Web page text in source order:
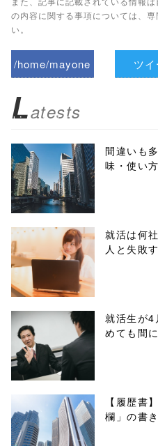
の内容に関する事項については、
い。
/home/mayone
biz.jp/public_ht
ml/wp-
content/themes
/tapbiz_theme/
parts/sns-
buttons.php on
line10
/1134659"
onclick="windo
w.open(this.hre
f, 'Gwindow',
'width=550,
ツイ
Latests
間違いも
味・使い
就活は何
人と失敗
就活生が4
めても間
【履歴書
欄」の書